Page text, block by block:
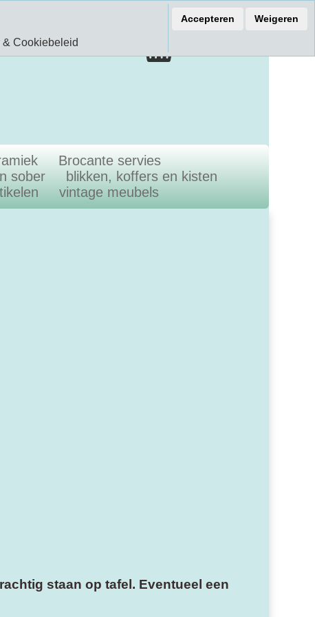
Brocante servies
sober
blikken, koffers en kisten
vintage meubels
staan op tafel. Eventueel een
& Cookiebeleid
Accepteren Weigeren